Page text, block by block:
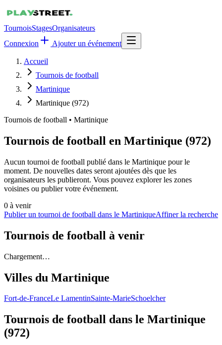
TournoisStagesOrganisateurs
Connexion
Ajouter un événement
Accueil
Tournois de football
Martinique
Martinique (972)
Tournois de football • Martinique
Tournois de football en Martinique (972)
Aucun tournoi de football publié dans le Martinique pour le
moment. De nouvelles dates seront ajoutées dès que les
organisateurs les publieront. Vous pouvez explorer les zones
voisines ou publier votre événement.
0 à venir
Publier un tournoi de football dans le MartiniqueAffiner la recherche
Tournois de football à venir
Chargement…
Villes du Martinique
Fort-de-FranceLe LamentinSainte-MarieSchoelcher
Tournois de football dans le Martinique
(972)